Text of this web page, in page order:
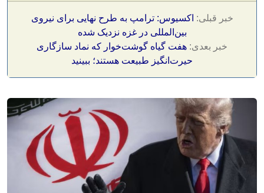
خبر قبلی: اکسیوس: ترامپ به طرح نهایی برای نیروی
بین‌المللی در غزه نزدیک شده
خبر بعدی: هفت گیاه گوشت‌خوار که نماد سازگاری
حیرت‌انگیز طبیعت هستند؛ ببینید